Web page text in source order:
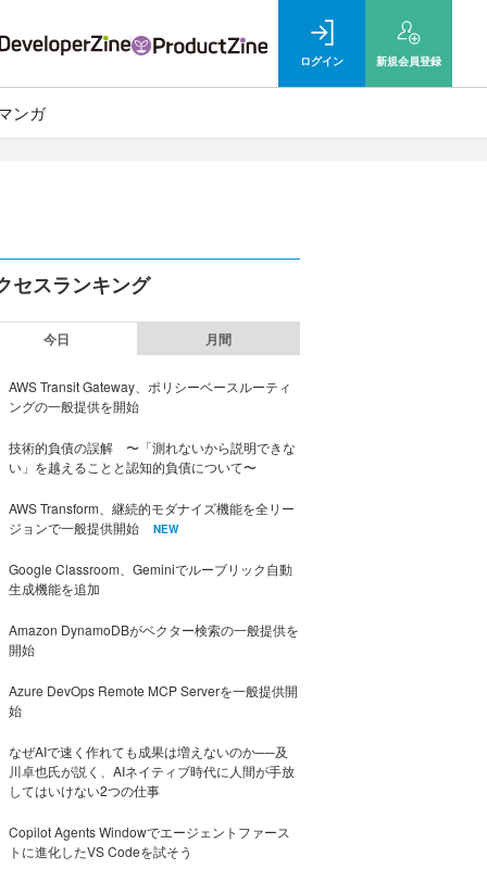
ログイン 新規会員登録
ンガ
セスランキング
今日 月間
AWS Transit Gateway、ポリシーベースルーティ
ングの一般提供を開始
技術的負債の誤解 〜「測れないから説明できな
い」を越えることと認知的負債について〜
AWS Transform、継続的モダナイズ機能を全リー
ジョンで一般提供開始
NEW
Google Classroom、Geminiでルーブリック自動
生成機能を追加
Amazon DynamoDBがベクター検索の一般提供を
開始
Azure DevOps Remote MCP Serverを一般提供開
始
なぜAIで速く作れても成果は増えないのか──及
川卓也氏が説く、AIネイティブ時代に人間が手放
してはいけない2つの仕事
Copilot Agents Windowでエージェントファース
トに進化したVS Codeを試そう